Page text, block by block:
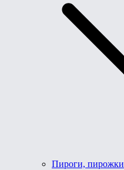
Пироги, пирожки